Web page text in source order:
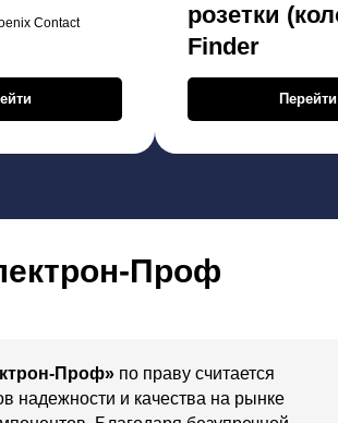
Contact
розетки
Finder
Перейти
Проф
Проф» по праву считается
надежности и качества на рынке